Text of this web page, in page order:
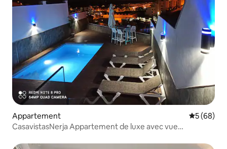
Appartement
5 (68)
CasavistasNerja Appartement de luxe avec vue